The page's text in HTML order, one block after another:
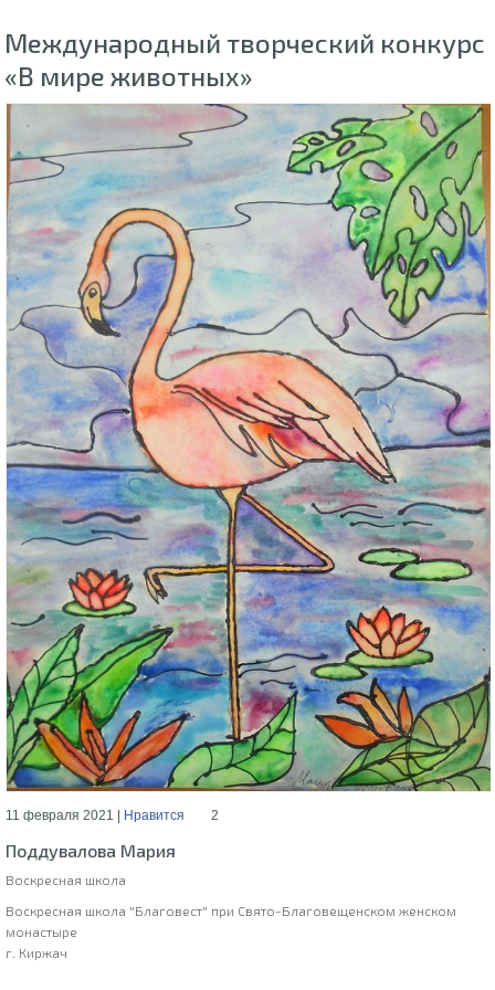
Международный творческий конкурс
«В мире животных»
11 февраля 2021 | Нравится 2
Поддувалова Мария
Воскресная школа
Воскресная школа "Благовест" при Свято-Благовещенском женском
монастыре
г. Киржач